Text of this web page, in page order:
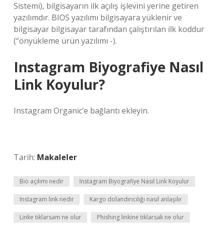
Sistemi), bilgisayarın ilk açılış işlevini yerine getiren
yazılımdır. BIOS yazılımı bilgisayara yüklenir ve
bilgisayar bilgisayar tarafından çalıştırılan ilk koddur
(“önyükleme ürün yazılımı -).
Instagram Biyografiye Nasıl
Link Koyulur?
Instagram Organic’e bağlantı ekleyin.
Tarih: Makaleler
Bio açılımı nedir Instagram Biyografiye Nasıl Link Koyulur
Instagram link nedir Kargo dolandırıcılığı nasıl anlaşılır
Linke tıklarsam ne olur Phishing linkine tıklarsak ne olur